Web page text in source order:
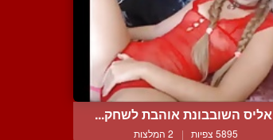
אליס השובבונת אוהבת לשחק...
5895 צפיות | 2 המלצות